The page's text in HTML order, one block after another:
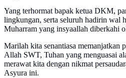
Yang terhormat bapak ketua DKM,
lingkungan, serta seluruh hadirin wal
Muharram yang insyaallah diberkahi
Marilah kita senantiasa memanjatkan
Allah SWT, Tuhan yang menguasai
merawat kita dengan nikmat
Asyura ini.